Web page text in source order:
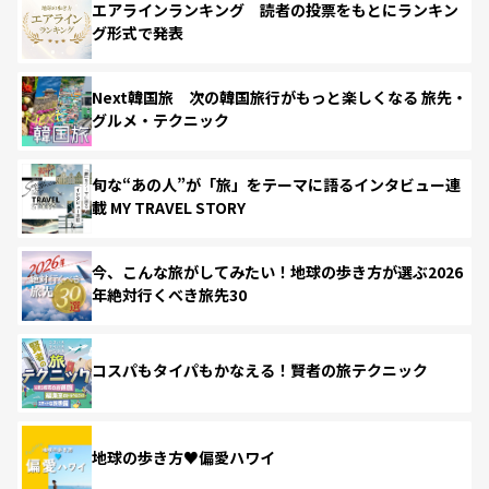
エアラインランキング 読者の投票をもとにランキン
グ形式で発表
Next韓国旅 次の韓国旅行がもっと楽しくなる 旅先・
グルメ・テクニック
旬な“あの人”が「旅」をテーマに語るインタビュー連
載 MY TRAVEL STORY
今、こんな旅がしてみたい！地球の歩き方が選ぶ2026
年絶対行くべき旅先30
コスパもタイパもかなえる！賢者の旅テクニック
地球の歩き方♥偏愛ハワイ